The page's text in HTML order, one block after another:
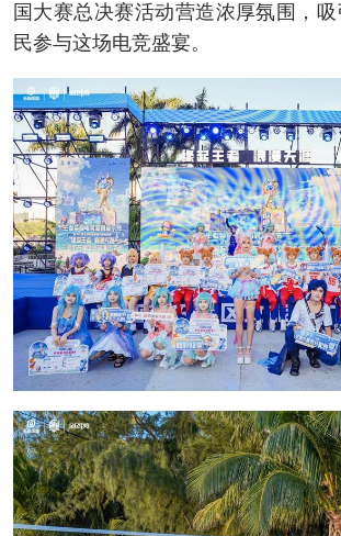
人才在线 天涯企服
国大赛总决赛活动营造浓厚氛围，
民参与这场电竞盛宴。